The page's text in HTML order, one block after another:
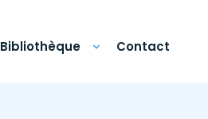
Bibliothèque Contact